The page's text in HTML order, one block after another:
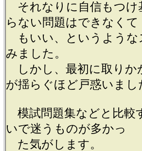
それなりに自信もつけ
らない問題はできなくて
もいい、というような
みました。
しかし、最初に取りか
が揺らぐほど戸惑いまし
模試問題集などと比較
いで迷うものが多かっ
た気がします。